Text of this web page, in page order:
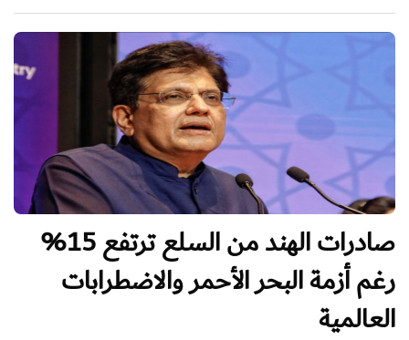
صادرات الهند من السلع ترتفع 15%
رغم أزمة البحر الأحمر والاضطرابات
العالمية